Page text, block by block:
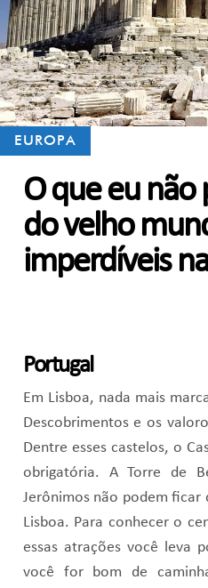
EUROPA
O que eu não
do velho
imperdíveis
Portugal
Em Lisboa, nada mais
Descobrimentos e os
Dentre esses castelos, o
obrigatória. A Torre de
Jerônimos não podem
Lisboa. Para conhecer o
essas atrações você leva
você for bom de